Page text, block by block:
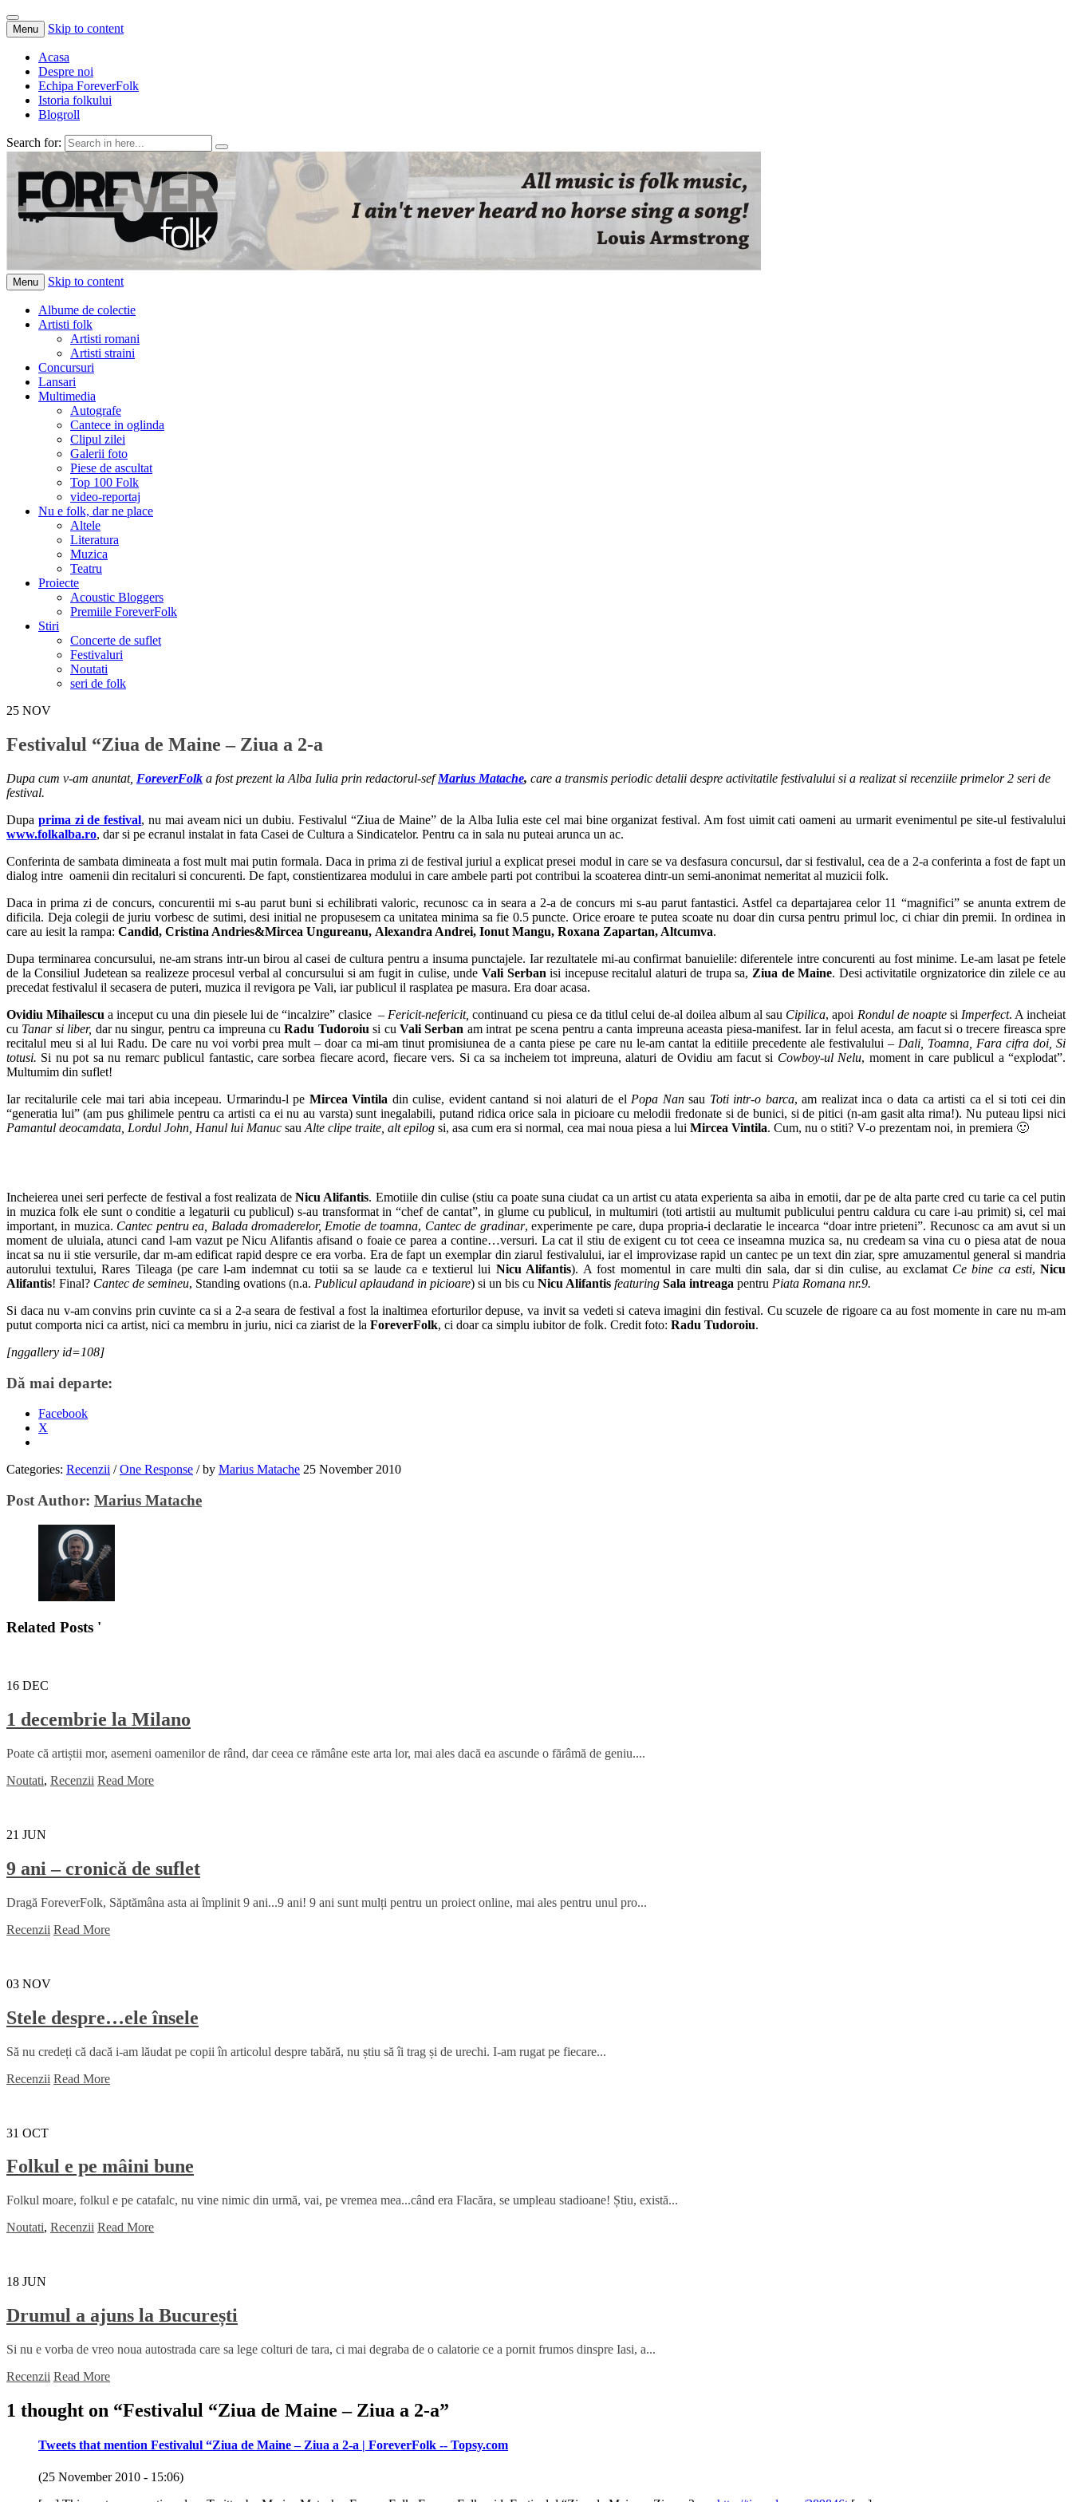
Menu Skip to content
Acasa
Despre noi
Echipa ForeverFolk
Istoria folkului
Blogroll
Search for:
ForeverFolk
Muzica sufletului tau
Menu Skip to content
Albume de colectie
Artisti folk
Artisti romani
Artisti straini
Concursuri
Lansari
Multimedia
Autografe
Cantece in oglinda
Clipul zilei
Galerii foto
Piese de ascultat
Top 100 Folk
video-reportaj
Nu e folk, dar ne place
Altele
Literatura
Muzica
Teatru
Proiecte
Acoustic Bloggers
Premiile ForeverFolk
Stiri
Concerte de suflet
Festivaluri
Noutati
seri de folk
25 NOV
Festivalul “Ziua de Maine – Ziua a 2-a
Dupa cum v-am anuntat, ForeverFolk a fost prezent la Alba Iulia prin redactorul-sefMarius Matache, care a transmis periodic detalii despre activitatile festivalului si a realizat si recenziile primelor 2 seri de
festival.
Dupa prima zi de festival, nu mai aveam nici un dubiu. Festivalul “Ziua de Maine” de la Alba Iulia este cel mai bine organizat festival. Am fost uimit cati oameni au urmarit evenimentul pe site-ul festivalului
www.folkalba.ro, dar si pe ecranul instalat in fata Casei de Cultura a Sindicatelor. Pentru ca in sala nu puteai arunca un ac.
Conferinta de sambata dimineata a fost mult mai putin formala. Daca in prima zi de festival juriul a explicat presei modul in care se va desfasura concursul, dar si festivalul, cea de a 2-a conferinta a fost de fapt un
dialog intre oamenii din recitaluri si concurenti. De fapt, constientizarea modului in care ambele parti pot contribui la scoaterea dintr-un semi-anonimat nemeritat al muzicii folk.
Daca in prima zi de concurs, concurentii mi s-au parut buni si echilibrati valoric, recunosc ca in seara a 2-a de concurs mi s-au parut fantastici. Astfel ca departajarea celor 11 “magnifici” se anunta extrem de
dificila. Deja colegii de juriu vorbesc de sutimi, desi initial ne propusesem ca unitatea minima sa fie 0.5 puncte. Orice eroare te putea scoate nu doar din cursa pentru primul loc, ci chiar din premii. In ordinea in
care au iesit la rampa: Candid, Cristina Andries&Mircea Ungureanu, Alexandra Andrei, Ionut Mangu, Roxana Zapartan, Altcumva.
Dupa terminarea concursului, ne-am strans intr-un birou al casei de cultura pentru a insuma punctajele. Iar rezultatele mi-au confirmat banuielile: diferentele intre concurenti au fost minime. Le-am lasat pe fetele
de la Consiliul Judetean sa realizeze procesul verbal al concursului si am fugit in culise, unde Vali Serban isi incepuse recitalul alaturi de trupa sa, Ziua de Maine. Desi activitatile orgnizatorice din zilele ce au
precedat festivalul il secasera de puteri, muzica il revigora pe Vali, iar publicul il rasplatea pe masura. Era doar acasa.
Ovidiu Mihailescu a inceput cu una din piesele lui de “incalzire” clasice – Fericit-nefericit,continuand cu piesa ce da titlul celui de-al doilea album al sau Cipilica, apoi Rondul de noapte si Imperfect. A incheiat
cu Tanar si liber, dar nu singur, pentru ca impreuna cuRadu Tudoroiu si cuVali Serban am intrat pe scena pentru a canta impreuna aceasta piesa-manifest. Iar in felul acesta, am facut si o trecere fireasca spre
recitalul meu si al lui Radu. De care nu voi vorbi prea mult – doar ca mi-am tinut promisiunea de a canta piese pe care nu le-am cantat la editiile precedente ale festivalului – Dali, Toamna, Fara cifra doi, Si
totusi. Si nu pot sa nu remarc publicul fantastic, care sorbea fiecare acord, fiecare vers. Si ca sa incheiem tot impreuna, alaturi de Ovidiu am facut si Cowboy-ul Nelu, moment in care publicul a “explodat”.
Multumim din suflet!
Iar recitalurile cele mai tari abia incepeau. Urmarindu-l pe Mircea Vintila din culise, evident cantand si noi alaturi de el Popa Nan sau Toti intr-o barca, am realizat inca o data ca artisti ca el si toti cei din
“generatia lui” (am pus ghilimele pentru ca artisti ca ei nu au varsta) sunt inegalabili, putand ridica orice sala in picioare cu melodii fredonate si de bunici, si de pitici (n-am gasit alta rima!). Nu puteau lipsi nici
Pamantul deocamdata, Lordul John, Hanul lui Manuc sau Alte clipe traite, alt epilog si, asa cum era si normal, cea mai noua piesa a lui Mircea Vintila. Cum, nu o stiti? V-o prezentam noi, in premiera 🙂
Incheierea unei seri perfecte de festival a fost realizata deNicu Alifantis. Emotiile din culise (stiu ca poate suna ciudat ca un artist cu atata experienta sa aiba in emotii, dar pe de alta parte cred cu tarie ca cel putin
in muzica folk ele sunt o conditie a legaturii cu publicul) s-au transformat in “chef de cantat”, in glume cu publicul, in multumiri (toti artistii au multumit publicului pentru caldura cu care i-au primit) si, cel mai
important, in muzica. Cantec pentru ea, Balada dromaderelor, Emotie de toamna, Cantec de gradinar, experimente pe care, dupa propria-i declaratie le incearca “doar intre prieteni”. Recunosc ca am avut si un
moment de uluiala, atunci cand l-am vazut pe Nicu Alifantis afisand o foaie ce parea a contine…versuri. La cat il stiu de exigent cu tot ceea ce inseamna muzica sa, nu credeam sa vina cu o piesa atat de noua
incat sa nu ii stie versurile, dar m-am edificat rapid despre ce era vorba. Era de fapt un exemplar din ziarul festivalului, iar el improvizase rapid un cantec pe un text din ziar, spre amuzamentul general si mandria
autorului textului, Rares Tileaga (pe care l-am indemnat cu totii sa se laude ca e textierul lui Nicu Alifantis). A fost momentul in care multi din sala, dar si din culise, au exclamat Ce bine ca esti,Nicu
Alifantis! Final? Cantec de semineu, Standing ovations (n.a. Publicul aplaudand in picioare) si un bis cu Nicu Alifantis featuring Sala intreaga pentru Piata Romana nr.9.
Si daca nu v-am convins prin cuvinte ca si a 2-a seara de festival a fost la inaltimea eforturilor depuse, va invit sa vedeti si cateva imagini din festival. Cu scuzele de rigoare ca au fost momente in care nu m-am
putut comporta nici ca artist, nici ca membru in juriu, nici ca ziarist de la ForeverFolk, ci doar ca simplu iubitor de folk. Credit foto: Radu Tudoroiu.
[nggallery id=108]
Dă mai departe:
Facebook
X
Categories: Recenzii / One Response /by Marius Matache 25 November 2010
Post Author: Marius Matache
Related Posts '
16 DEC
1 decembrie la Milano
Poate că artiștii mor, asemeni oamenilor de rând, dar ceea ce rămâne este arta lor, mai ales dacă ea ascunde o fărâmă de geniu....
Noutati, Recenzii Read More
21 JUN
9 ani – cronică de suflet
Dragă ForeverFolk, Săptămâna asta ai împlinit 9 ani...9 ani! 9 ani sunt mulți pentru un proiect online, mai ales pentru unul pro...
Recenzii Read More
03 NOV
Stele despre…ele însele
Să nu credeți că dacă i-am lăudat pe copii în articolul despre tabără, nu știu să îi trag și de urechi. I-am rugat pe fiecare...
Recenzii Read More
31 OCT
Folkul e pe mâini bune
Folkul moare, folkul e pe catafalc, nu vine nimic din urmă, vai, pe vremea mea...când era Flacăra, se umpleau stadioane! Știu, există...
Noutati, Recenzii Read More
18 JUN
Drumul a ajuns la București
Si nu e vorba de vreo noua autostrada care sa lege colturi de tara, ci mai degraba de o calatorie ce a pornit frumos dinspre Iasi, a...
Recenzii Read More
1 thought on “Festivalul “Ziua de Maine – Ziua a 2-a”
Tweets that mention Festivalul “Ziua de Maine – Ziua a 2-a | ForeverFolk -- Topsy.com
(25 November 2010 - 15:06)